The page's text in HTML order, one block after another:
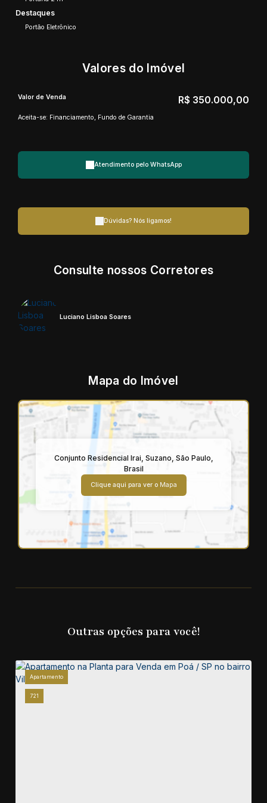
Destaques
Portão Eletrônico
Valores do Imóvel
R$ 350.000,00
Valor de Venda
Aceita-se: Financiamento, Fundo de Garantia
Atendimento pelo WhatsApp
Dúvidas? Nós ligamos!
Consulte nossos Corretores
Luciano Lisboa Soares
Mapa do Imóvel
Conjunto Residencial Irai, Suzano, São Paulo,
Brasil
Clique aqui para ver o Mapa
Outras opções para você!
721
Apartamento